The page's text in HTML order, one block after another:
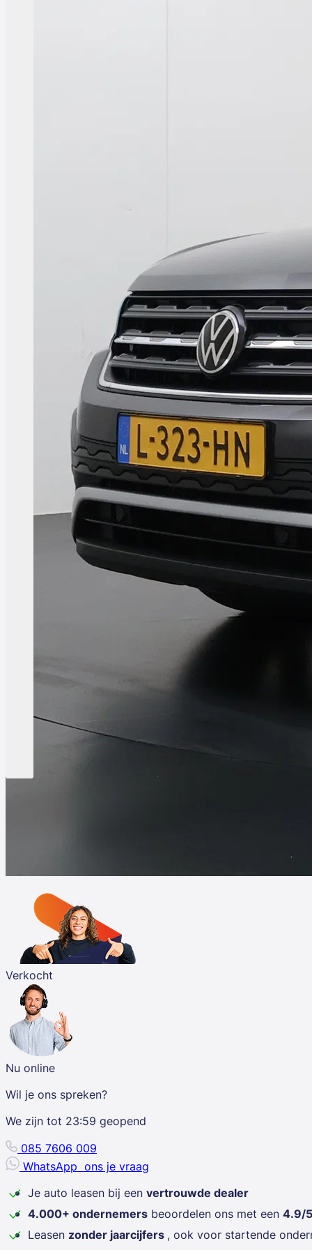
Verkocht
Nu online
Wil je ons spreken?
We zijn tot 23:59 geopend
085 7606 009
WhatsApp ons je vraag
Je auto leasen bij een vertrouwde dealer
4.000+ ondernemers beoordelen ons met een 4.9/5
Leasen zonder jaarcijfers , ook voor startende